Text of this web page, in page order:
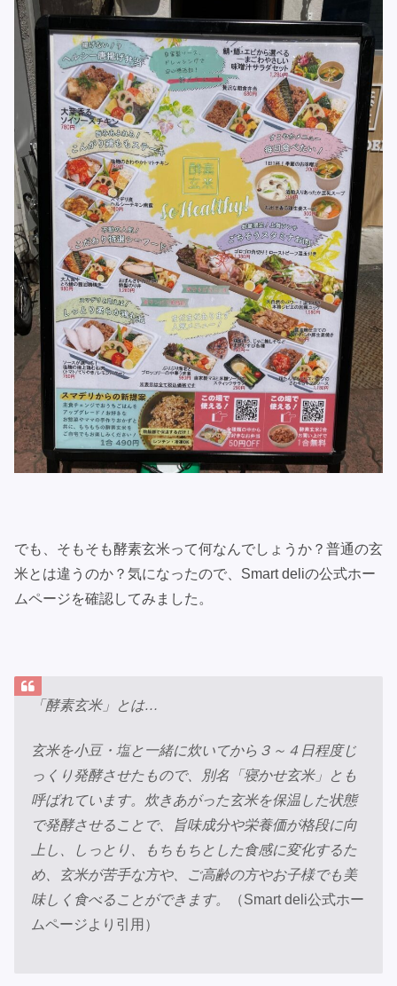
でも、そもそも酵素玄米って何なんでしょうか？普通の玄
米とは違うのか？気になったので、Smart deliの公式ホー
ムページを確認してみました。
「酵素玄米」とは…
玄米を小豆・塩と一緒に炊いてから３～４日程度じ
っくり発酵させたもので、別名「寝かせ玄米」とも
呼ばれています。炊きあがった玄米を保温した状態
で発酵させることで、旨味成分や栄養価が格段に向
上し、しっとり、もちもちとした食感に変化するた
め、玄米が苦手な方や、ご高齢の方やお子様でも美
味しく食べることができます。
（Smart deli公式ホー
ムページより引用）